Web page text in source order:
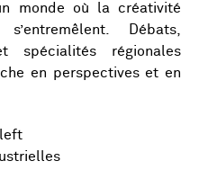
monde où la créativité
Débats,
spécialités régionales
en perspectives et en